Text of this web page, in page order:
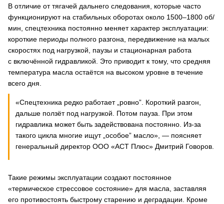
В отличие от тягачей дальнего следования, которые часто
функционируют на стабильных оборотах около 1500–1800 об/
мин, спецтехника постоянно меняет характер эксплуатации:
короткие периоды полного разгона, передвижение на малых
скоростях под нагрузкой, паузы и стационарная работа
с включённой гидравликой. Это приводит к тому, что средняя
температура масла остаётся на высоком уровне в течение
всего дня.
«Спецтехника редко работает „ровно”. Короткий разгон,
дальше ползёт под нагрузкой. Потом пауза. При этом
гидравлика может быть задействована постоянно. Из-за
такого цикла многие ищут „особое” масло», — поясняет
генеральный директор ООО «АСТ Плюс» Дмитрий Говоров.
Такие режимы эксплуатации создают постоянное
«термическое стрессовое состояние» для масла, заставляя
его противостоять быстрому старению и деградации. Кроме